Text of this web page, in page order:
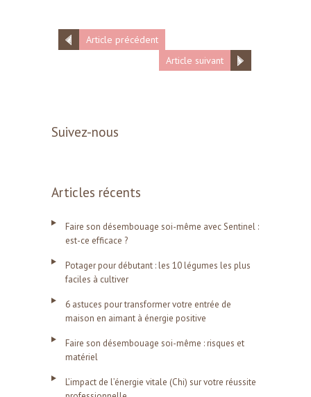
Article précédent
Article suivant
Suivez-nous
Articles récents
Faire son désembouage soi-même avec Sentinel :
est-ce efficace ?
Potager pour débutant : les 10 légumes les plus
faciles à cultiver
6 astuces pour transformer votre entrée de
maison en aimant à énergie positive
Faire son désembouage soi-même : risques et
matériel
L’impact de l’énergie vitale (Chi) sur votre réussite